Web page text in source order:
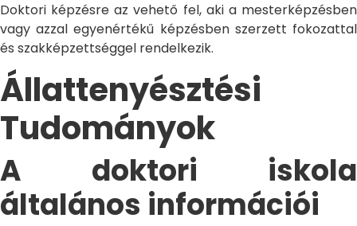
Doktori képzésre az vehető fel, aki a mesterképzésben
vagy azzal egyenértékű képzésben szerzett fokozattal
és szakképzettséggel rendelkezik.
Állattenyésztési
Tudományok
A doktori iskola
általános információi